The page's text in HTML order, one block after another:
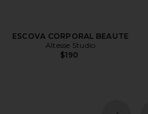
ESCOVA CORPORAL BEAUTE
Altesse Studio
$190